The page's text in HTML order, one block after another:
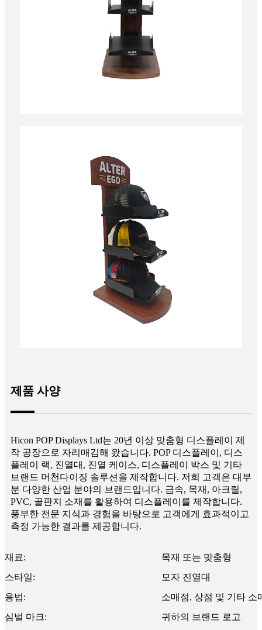
제품 사양
Hicon POP Displays Ltd는 20년 이상 맞춤형 디스플레이 제
작 공장으로 자리매김해 왔습니다. POP 디스플레이, 디스
플레이 랙, 진열대, 진열 케이스, 디스플레이 박스 및 기타
브랜드 머천다이징 솔루션을 제작합니다. 저희 고객은 대부
분 다양한 산업 분야의 브랜드입니다. 금속, 목재, 아크릴,
PVC, 골판지 소재를 활용하여 디스플레이를 제작합니다.
풍부한 전문 지식과 경험을 바탕으로 고객에게 효과적이고
측정 가능한 결과를 제공합니다.
재료:
목재 또는 맞춤형
스타일:
모자 진열대
용법:
소매점, 상점 및 기타 소
심벌 마크:
귀하의 브랜드 로고